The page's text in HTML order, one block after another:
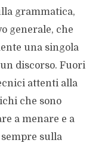
grammatica,
generale, che
una singola
discorso. Fuori
attenti alla
che sono
a menare e a
sulla